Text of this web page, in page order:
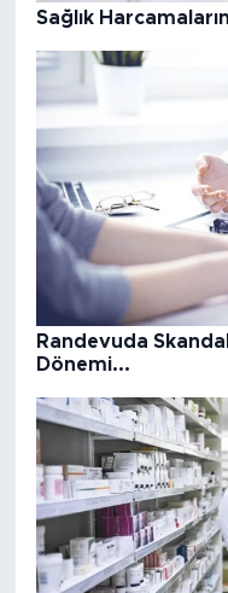
Sağlık
Randevuda
Dönemi...